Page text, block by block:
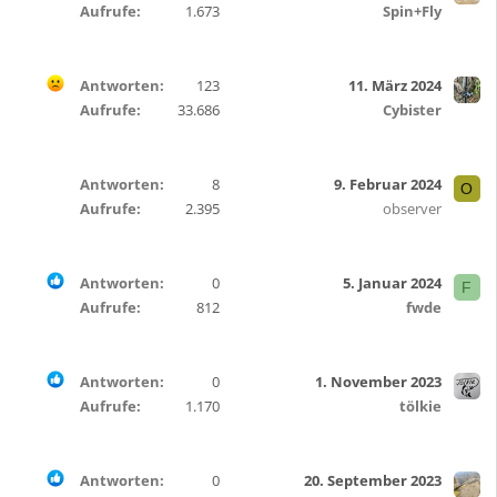
Aufrufe
1.673
Spin+Fly
Antworten
123
Aufrufe
33.686
11. März 2024
Cybister
Antworten
8
Aufrufe
2.395
9. Februar 2024
observer
O
Antworten
0
Aufrufe
812
5. Januar 2024
fwde
F
Antworten
0
Aufrufe
1.170
1. November 2023
tölkie
Antworten
0
20. September 2023